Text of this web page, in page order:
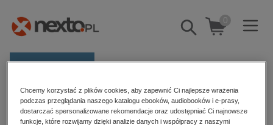
Pokaż/schowaj
wyszukiwarkę
0
E-prasa
Kategorie
Zobacz wszystkie E-prasa
Strona główna Edyta Szott
Chcemy korzystać z plików cookies, aby zapewnić Ci najlepsze wrażenia
podczas przeglądania naszego katalogu ebooków, audiobooków i e-prasy,
dostarczać spersonalizowane rekomendacje oraz udostępniać Ci najnowsze
funkcje, które rozwijamy dzięki analizie danych i współpracy z naszymi